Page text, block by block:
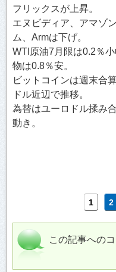
フリックスが上昇。
エヌビディア、アマゾ
ム、Armは下げ。
WTI原油7月限は0.2％
物は0.8％安。
ビットコインは週末合
ドル近辺で推移。
為替はユーロドル揉み
動き。
1 2
この記事への